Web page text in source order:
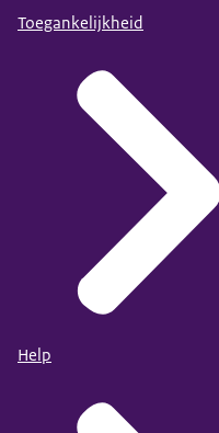
Toegankelijkheid
Help